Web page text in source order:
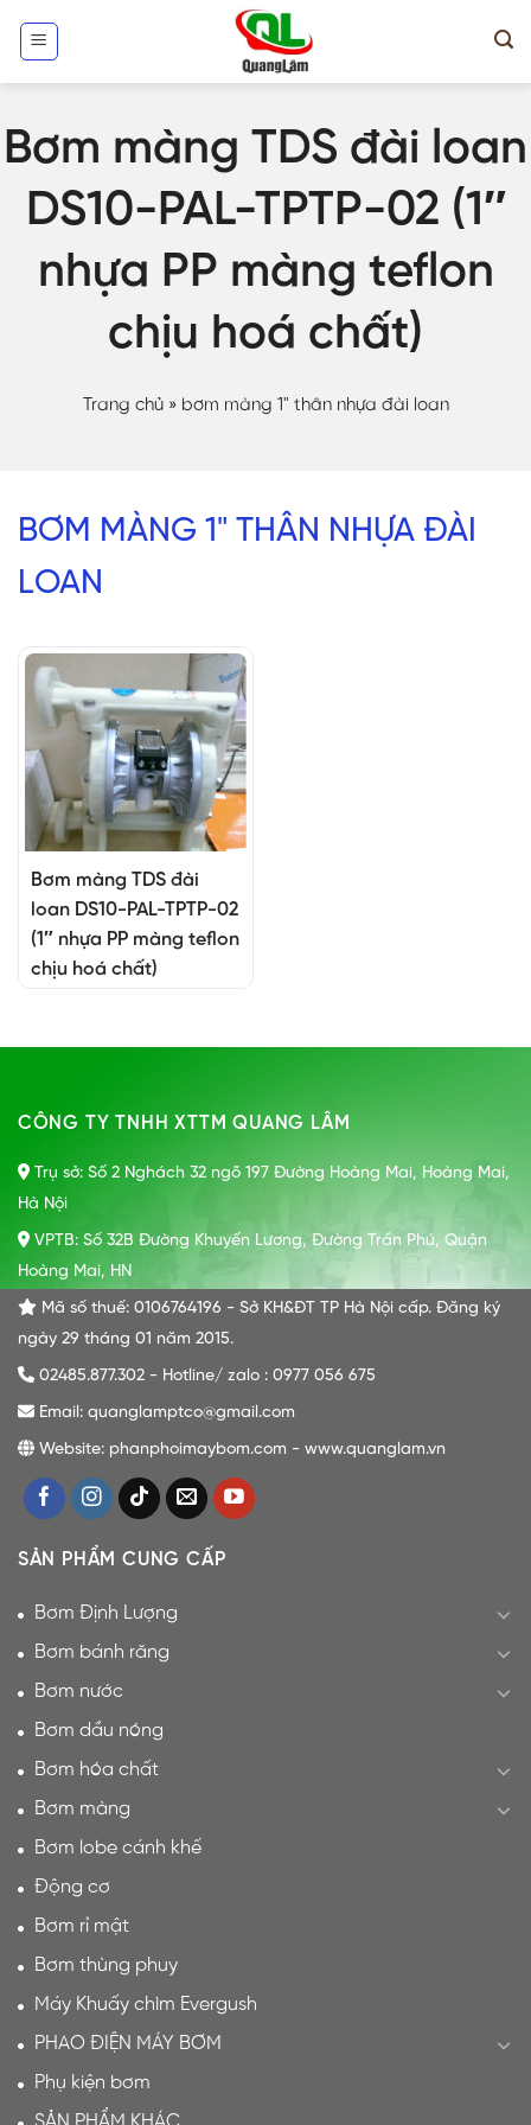
Bơm màng TDS đài loan
DS10-PAL-TPTP-02 (1″
nhựa PP màng teflon
chịu hoá chất)
Trang chủ» bơm màng 1" thân nhựa đài loan
BƠM MÀNG 1" THÂN NHỰA ĐÀI
LOAN
Bơm màng TDS đài
loan DS10-PAL-TPTP-02
(1″ nhựa PP màng teflon
chịu hoá chất)
CÔNG TY TNHH XTTM QUANG LÂM
Trụ sở: Số 2 Nghách 32 ngõ 197 Đường Hoàng Mai, Hoàng Mai,
Hà Nội
VPTB: Số 32B Đường Khuyến Lương, Đường Trần Phú, Quận
Hoàng Mai, HN
Mã số thuế: 0106764196 - Sở KH&ĐT TP Hà Nội cấp. Đăng ký
ngày 29 tháng 01 năm 2015.
02485.877.302 - Hotline/ zalo : 0977 056 675
Email: quanglamptco@gmail.com
Website: phanphoimaybom.com - www.quanglam.vn
SẢN PHẨM CUNG CẤP
Bơm Định Lượng
Bơm bánh răng
Bơm nước
Bơm dầu nóng
Bơm hóa chất
Bơm màng
Bơm lobe cánh khế
Động cơ
Bơm rỉ mật
Bơm thùng phuy
Máy Khuấy chìm Evergush
PHAO ĐIỆN MÁY BƠM
Phụ kiện bơm